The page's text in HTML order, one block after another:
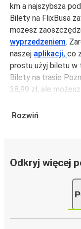
km a najszybsza
Bilety na FlixBusa
możesz
wyprzedzeniem.
naszej aplikacji, co
prostu użyj biletu w
Bilety na trasie
38,99 zł, ale
unikając weekendów i świąt. Aby
Podróż autobusem
niż podróż
Rozwiń
Odkryj więcej